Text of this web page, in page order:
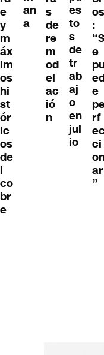
e
y
m
áx
im
os
hi
st
ór
ic
os
de
l
co
br
e
an
a
s
de
re
m
od
el
ac
ió
n
es
to
s
de
tr
ab
aj
o
en
jul
io
os
:
“S
e
pu
e
rf
ci
ar
”